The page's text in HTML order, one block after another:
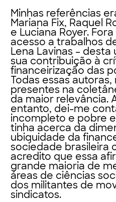
Minhas referências
Mariana Fix, Raquel
e Luciana Royer.
acesso a trabalhos
Lena Lavinas –
sua contribuição à
financeirização das
Todas essas
presentes na
da maior relevância.
entanto, dei-me
incompleto e pobre
tinha acerca da
ubiquidade da
sociedade brasileira
acredito que essa
grande maioria de
áreas de ciências
dos militantes de
sindicatos.